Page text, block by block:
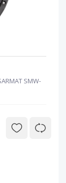
SMW-